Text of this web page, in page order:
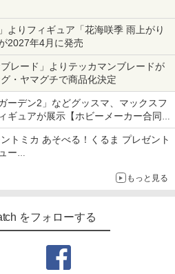
種各3色
よりフィギュア「花海咲季 雨上がり
2027年4月に発売
レード」よりテッカマンブレードが
・ヤマグチで商品化決定
ーデン2」などグッスマ、マックスフ
ギュアが展示【ホビーメーカー合同展
トミカ あそべる！くるま プレゼント
ー
もっと見る
をフォローする